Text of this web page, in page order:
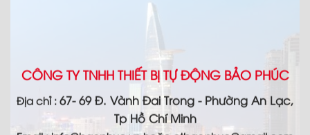
CÔNG TY TNHH THIẾT BỊ TỰ ĐỘNG BẢO PHÚC
Địa chỉ : 67- 69 Đ. Vành Đai Trong - Phường An Lạc,
Tp Hồ Chí Minh